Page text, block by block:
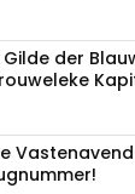
der